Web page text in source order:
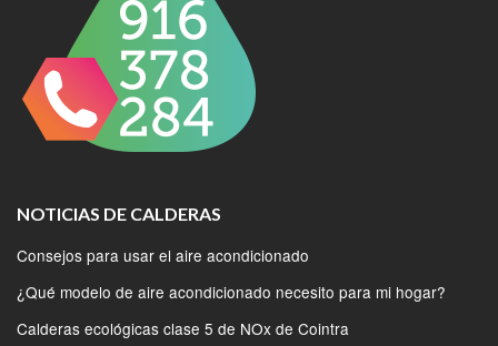
NOTICIAS DE CALDERAS
Consejos para usar el aire acondicionado
¿Qué modelo de aire acondicionado necesito para mi hogar?
Calderas ecológicas clase 5 de NOx de Cointra